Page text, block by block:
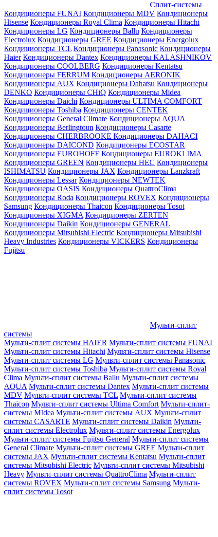
Сплит-системы
Кондиционеры FUNAI Кондиционеры MDV Кондиционеры
Hisense Кондиционеры Royal Clima Кондиционеры Hitachi
Кондиционеры LG Кондиционеры Ballu Кондиционеры
Electrolux Кондиционеры GREE Кондиционеры Energolux
Кондиционеры TCL Кондиционеры Panasonic Кондиционеры
Haier Кондиционеры Dantex Кондиционеры KALASHNIKOV
Кондиционеры СOOLBERG Кондиционеры Kentatsu
Кондиционеры FERRUM Кондиционеры AERONIK
Кондиционеры AUX Кондиционеры Dahatsu Кондиционеры
DENKO Кондиционеры CHiQ Кондиционеры Midea
Кондиционеры Daichi Кондиционеры ULTIMA COMFORT
Кондиционеры Toshiba Кондиционеры CENTEK
Кондиционеры General Climate Кондиционеры AQUA
Кондиционеры Berlingtoun Кондиционеры Casarte
Кондиционеры CHERBROOKE Кондиционеры DAHACI
Кондиционеры DAICOND Кондиционеры ECOSTAR
Кондиционеры EUROHOFF Кондиционеры EUROKLIMA
Кондиционеры GREEN Кондиционеры HEC Кондиционеры
ISHIMATSU Кондиционеры JAX Кондиционеры Lanzkraft
Кондиционеры Lessar Кондиционеры NEWTEK
Кондиционеры OASIS Кондиционеры QuattroClima
Кондиционеры Roda Кондиционеры ROVEX Кондиционеры
Samsung Кондиционеры Thaicon Кондиционеры Tosot
Кондиционеры XIGMA Кондиционеры ZERTEN
Кондиционеры Daikin Кондиционеры GENERAL
Кондиционеры Mitsubishi Electric Кондиционеры Mitsubishi
Heavy Industries Кондиционеры VICKERS Кондиционеры
Fujitsu
Мульти-сплит
системы
Мульти-сплит системы HAIER Мульти-сплит системы FUNAI
Мульти-сплит системы Hitachi Мульти-сплит системы Hisense
Мульти-сплит системы LG Мульти-сплит системы Panasonic
Мульти-сплит системы Toshiba Мульти-сплит системы Royal
Clima Мульти-сплит системы Ballu Мульти-сплит системы
AQUA Мульти-сплит системы Dantex Мульти-сплит системы
MDV Мульти-сплит системы TCL Мульти-сплит системы
Thaicon Мульти-сплит системы Ultima Comfort Мульти-сплит-
системы MIdea Мульти-сплит системы AUX Мульти-сплит
системы CASARTE Мульти-сплит системы Daikin Мульти-
сплит системы Electrolux Мульти-сплит системы Energolux
Мульти-сплит системы Fujitsu General Мульти-сплит системы
General Climate Мульти-сплит системы GREE Мульти-сплит
системы JAX Мульти-сплит системы Kentatsu Мульти-сплит
системы Mitsubishi Electric Мульти-сплит системы Mitsubishi
Heavy Мульти-сплит системы QuattroClima Мульти-сплит
системы ROVEX Мульти-сплит системы Samsung Мульти-
сплит системы Tosot